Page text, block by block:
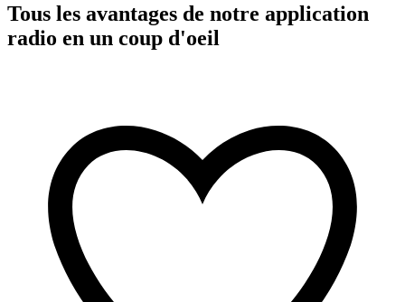
Tous les avantages de notre application
radio en un coup d'oeil